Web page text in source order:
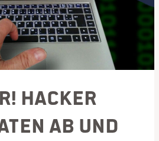
Hacker
ab und